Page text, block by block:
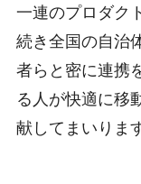
一連のプロダク
続き全国の自治
者らと密に連携
る人が快適に移
献してまいりま